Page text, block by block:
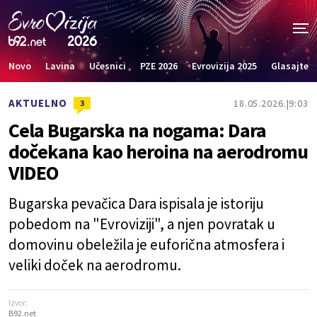
Novo Lavina Učesnici PZE 2026 Evrovizija 2025 Glasajte
AKTUELNO 3 18.05.2026. 9:03
Cela Bugarska na nogama: Dara
dočekana kao heroina na aerodromu
VIDEO
Bugarska pevačica Dara ispisala je istoriju
pobedom na "Evroviziji", a njen povratak u
domovinu obeležila je euforična atmosfera i
veliki doček na aerodromu.
Izvor:
B92.net